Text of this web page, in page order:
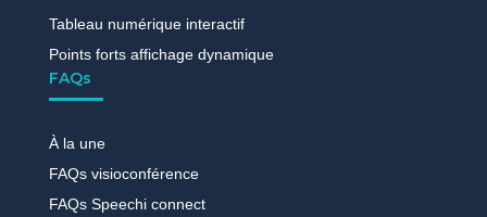
Tableau numérique interactif
Points forts affichage dynamique
FAQs
À la une
FAQs visioconférence
FAQs Speechi connect